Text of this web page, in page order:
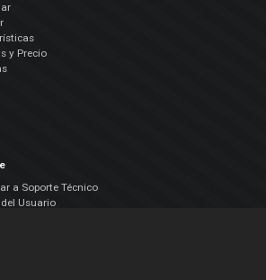
y Precio
a Soporte Técnico
Usuario